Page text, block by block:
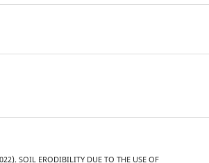
SOIL ERODIBILITY DUE TO THE USE OF